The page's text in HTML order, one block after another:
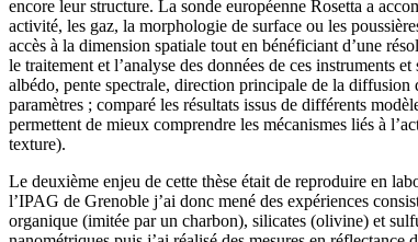
encore leur structure. La sonde européenne Rosetta a
activité, les gaz, la morphologie de surface ou les
accès à la dimension spatiale tout en bénéficiant d’une
le traitement et l’analyse des données de ces instruments
albédo, pente spectrale, direction principale de la diffusion
paramètres ; comparé les résultats issus de différents
permettent de mieux comprendre les mécanismes liés à
texture).
Le deuxième enjeu de cette thèse était de reproduire en
l’IPAG de Grenoble j’ai donc mené des expériences
organique (imitée par un charbon), silicates (olivine) et